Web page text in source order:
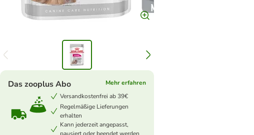
Das zooplus Abo
Mehr erfahren
Versandkostenfrei ab 39€
Regelmäßige Lieferungen
erhalten
Kann jederzeit angepasst,